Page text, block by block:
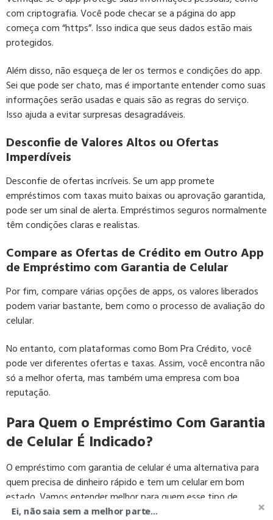
com criptografia. Você pode checar se a página do app
começa com “https”. Isso indica que seus dados estão mais
protegidos.
Além disso, não esqueça de ler os termos e condições do app.
Sei que pode ser chato, mas é importante entender como suas
informações serão usadas e quais são as regras do serviço.
Isso ajuda a evitar surpresas desagradáveis.
Desconfie de Valores Altos ou Ofertas
Imperdíveis
Desconfie de ofertas incríveis. Se um app promete
empréstimos com taxas muito baixas ou aprovação garantida,
pode ser um sinal de alerta. Empréstimos seguros normalmente
têm condições claras e realistas.
Compare as Ofertas de Crédito em Outro App
de Empréstimo com Garantia de Celular
Por fim, compare várias opções de apps, os valores liberados
podem variar bastante, bem como o processo de avaliação do
celular.
No entanto, com plataformas como Bom Pra Crédito, você
pode ver diferentes ofertas e taxas. Assim, você encontra não
só a melhor oferta, mas também uma empresa com boa
reputação.
Para Quem o Empréstimo Com Garantia
de Celular É Indicado?
O empréstimo com garantia de celular é uma alternativa para
quem precisa de dinheiro rápido e tem um celular em bom
estado. Vamos entender melhor para quem esse tipo de
empréstimo é mais indicado.
Ei, não saia sem a melhor parte...